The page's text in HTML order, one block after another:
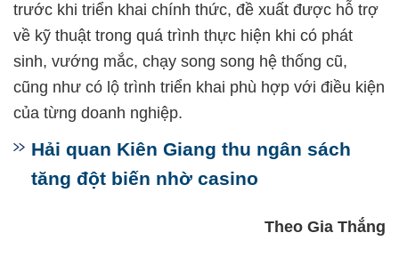
trước khi triển khai chính thức, đề xuất được hỗ trợ
về kỹ thuật trong quá trình thực hiện khi có phát
sinh, vướng mắc, chạy song song hệ thống cũ,
cũng như có lộ trình triển khai phù hợp với điều kiện
của từng doanh nghiệp.
Hải quan Kiên Giang thu ngân sách
tăng đột biến nhờ casino
Theo Gia Thắng